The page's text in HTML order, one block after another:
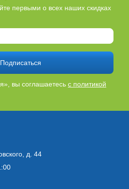
первыми о всех наших скидках
Подписаться
вы соглашаетесь с политикой
д. 44